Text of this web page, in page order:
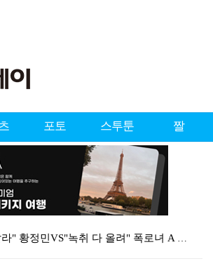
포토 스투툰 짤
"연락말라" 황정민VS"녹취 다 올려" 폭로녀 A 씨,…